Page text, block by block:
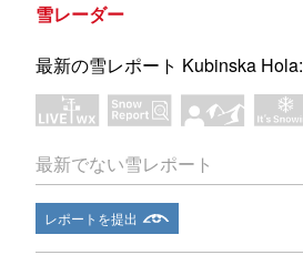
雪レーダー
最新の雪レポート Kubinska Hola:
最新でない雪レポート
レポートを提出